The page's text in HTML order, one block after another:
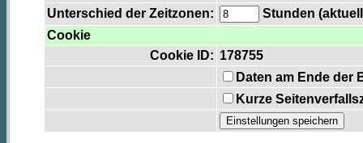
Unterschied der Zeitzonen:
Stunden
Cookie
Cookie ID: 178755
Daten am Ende der
Kurze